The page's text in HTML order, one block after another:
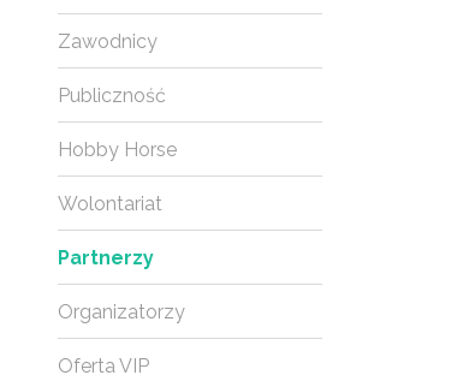
Zawodnicy
Publiczność
Hobby Horse
Wolontariat
Partnerzy
Organizatorzy
Oferta VIP